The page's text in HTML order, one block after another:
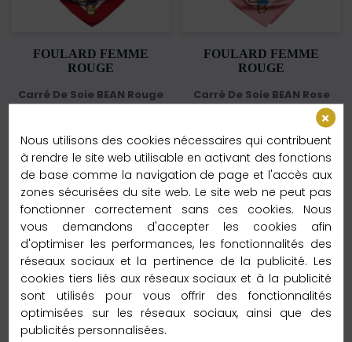
FOULARD FEMME
ROUGE
Carré De Soie BEAN Rouge
Matière : 100% Soie
49,99 €
En stock - Expédié en 24h
Ajouter au panier
Livraison gratuite
FOULARD FEMME
ROUGE
Carré De Soie BEAN Rose
Matière : 100% Soie
49,99 €
En stock - Expédié en 24h
Ajouter au panier
Livraison gratuite
Nous utilisons des cookies nécessaires qui contribuent
à rendre le site web utilisable en activant des fonctions
de base comme la navigation de page et l'accès aux
zones sécurisées du site web. Le site web ne peut pas
fonctionner correctement sans ces cookies. Nous
vous demandons d'accepter les cookies afin
d'optimiser les performances, les fonctionnalités des
réseaux sociaux et la pertinence de la publicité. Les
cookies tiers liés aux réseaux sociaux et à la publicité
sont utilisés pour vous offrir des fonctionnalités
optimisées sur les réseaux sociaux, ainsi que des
publicités personnalisées.